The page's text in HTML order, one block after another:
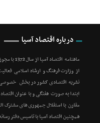
درباره اقتصاد آسیا
ماهنامه اقتصاد آسیا از سال 1372 با مجوز شماره 124/5138
از وزارت فرهنگ و ارشاد اسلامی
نشریه اقتصادی کشور در بخش خصوصی
ابتدا به صورت هفتگی و با عنوان
مقارن با استقلال جمهوری های مشترک
همچنین اقتصاد آسیا با تاسیس دفتر